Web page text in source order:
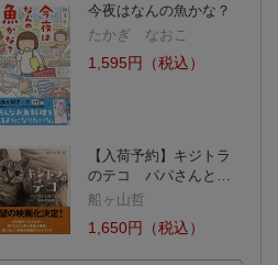
猫と私
椹野 道流
(7件)
うちの猫がまた
ことしてる。7
今夜はなんの魚かな？
たかぎ なおこ
1,595円（税込）
【入荷予約】キジトラ
のテコ パパさんと…
船ヶ山哲
1,650円（税込）